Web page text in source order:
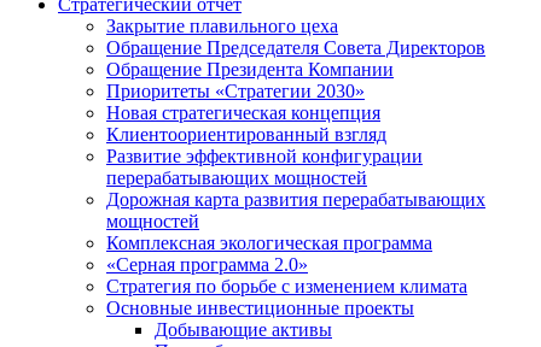
Стратегический отчет
Закрытие плавильного цеха
Обращение Председателя Совета Директоров
Обращение Президента Компании
Приоритеты «Стратегии 2030»
Новая стратегическая концепция
Клиентоориентированный взгляд
Развитие эффективной конфигурации
перерабатывающих мощностей
Дорожная карта развития перерабатывающих
мощностей
Комплексная экологическая программа
«Серная программа 2.0»
Стратегия по борьбе с изменением климата
Основные инвестиционные проекты
Добывающие активы